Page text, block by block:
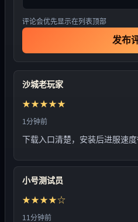
评论会优先显示在列表顶部
发布
沙城老玩家
★★★★★
1分钟前
下载入口清楚，安装后进服速度
小号测试员
★★★★☆
11分钟前